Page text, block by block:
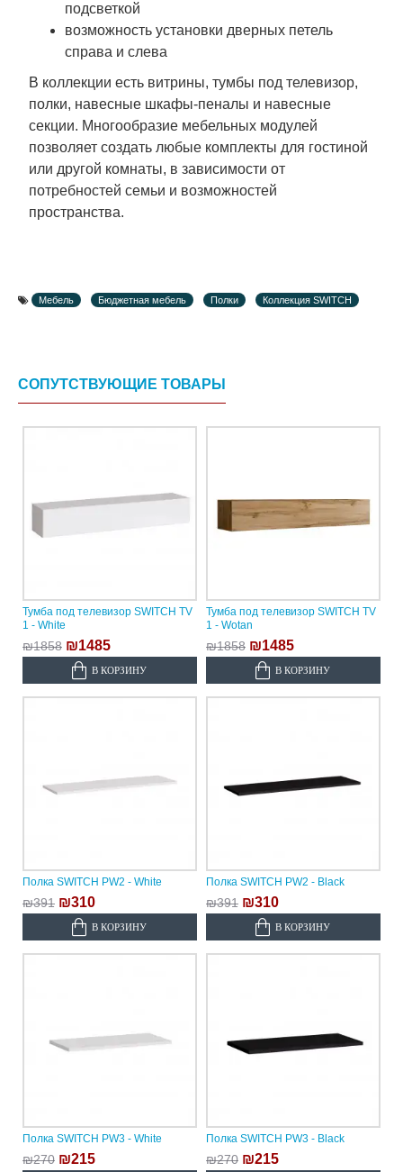
подсветкой
возможность установки дверных петель
справа и слева
В коллекции есть витрины, тумбы под телевизор,
полки, навесные шкафы-пеналы и навесные
секции. Многообразие мебельных модулей
позволяет создать любые комплекты для гостиной
или другой комнаты, в зависимости от
потребностей семьи и возможностей
пространства.
Мебель Бюджетная мебель Полки Коллекция SWITCH
СОПУТСТВУЮЩИЕ ТОВАРЫ
Тумба под телевизор SWITCH TV
1 - White
₪1858 ₪1485
В КОРЗИНУ
Тумба под телевизор SWITCH TV
1 - Wotan
₪1858 ₪1485
В КОРЗИНУ
Полка SWITCH PW2 - White
₪391 ₪310
В КОРЗИНУ
Полка SWITCH PW2 - Black
₪391 ₪310
В КОРЗИНУ
Полка SWITCH PW3 - White
₪270 ₪215
Полка SWITCH PW3 - Black
₪270 ₪215